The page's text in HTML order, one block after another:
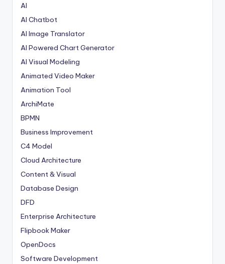
AI
AI Chatbot
AI Image Translator
AI Powered Chart Generator
AI Visual Modeling
Animated Video Maker
Animation Tool
ArchiMate
BPMN
Business Improvement
C4 Model
Cloud Architecture
Content & Visual
Database Design
DFD
Enterprise Architecture
Flipbook Maker
OpenDocs
Software Development